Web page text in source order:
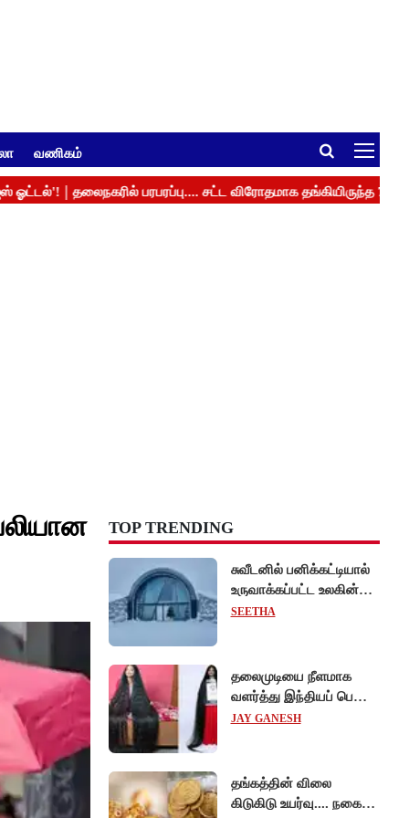
வணிகம்
TOP TRENDING
சுவீடனில் பனிக்கட்டியால்
உருவாக்கப்பட்ட உலகின்
முதல் 'ஐஸ் ஓட்டல்'!
SEETHA
தலைமுடியை நீளமாக
வளர்த்து இந்தியப் பெண்
கின்னஸ் சாதனை!
JAY GANESH
தங்கத்தின் விலை
கிடுகிடு உயர்வு.... நகைப்